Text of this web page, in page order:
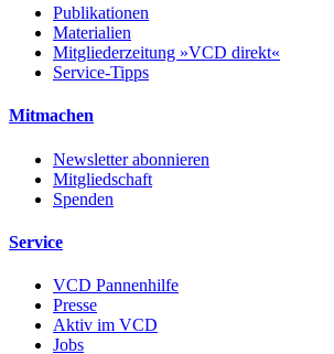
Publikationen
Materialien
Mitgliederzeitung »VCD direkt«
Service-Tipps
Mitmachen
Newsletter abonnieren
Mitgliedschaft
Spenden
Service
VCD Pannenhilfe
Presse
Aktiv im VCD
Jobs